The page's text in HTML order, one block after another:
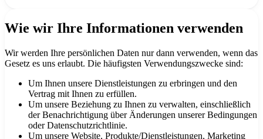
Wie wir Ihre Informationen verwenden
Wir werden Ihre persönlichen Daten nur dann verwenden, wenn das
Gesetz es uns erlaubt. Die häufigsten Verwendungszwecke sind:
Um Ihnen unsere Dienstleistungen zu erbringen und den
Vertrag mit Ihnen zu erfüllen.
Um unsere Beziehung zu Ihnen zu verwalten, einschließlich
der Benachrichtigung über Änderungen unserer Bedingungen
oder Datenschutzrichtlinie.
Um unsere Website, Produkte/Dienstleistungen, Marketing